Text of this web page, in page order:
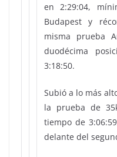
en 2:29:04,
Budapest y
misma prueba
duodécima
3:18:50.
Subió a lo más
la prueba de
tiempo de
delante del